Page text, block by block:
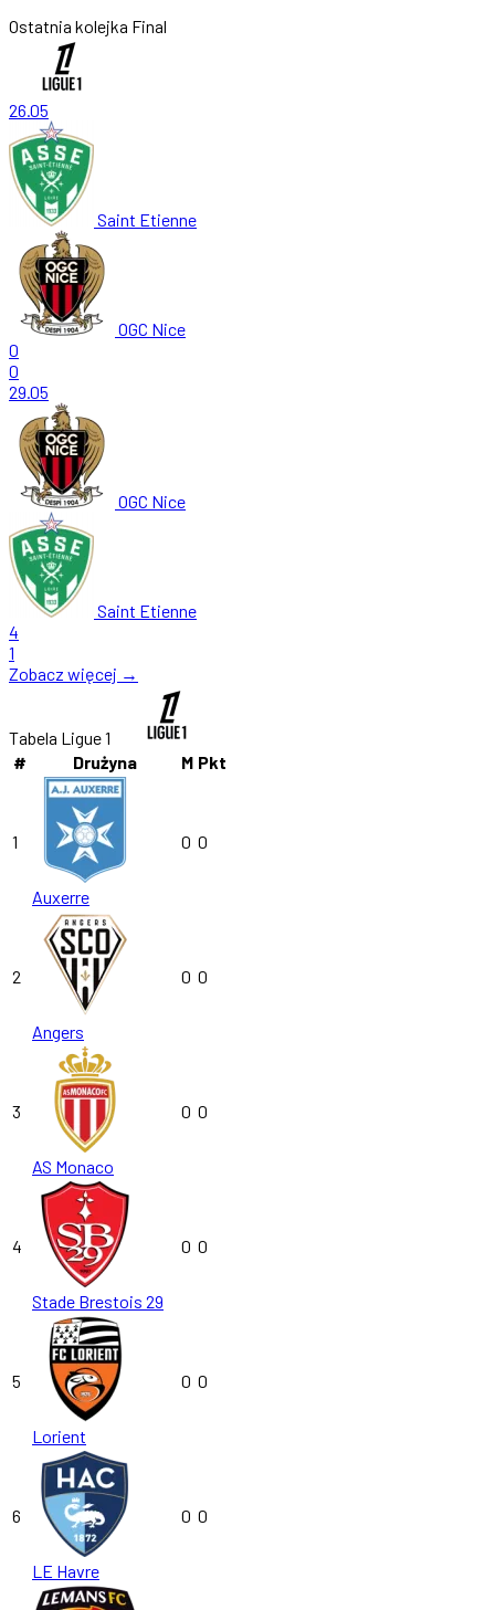
Ostatnia kolejka Final
26.05
Saint Etienne
OGC Nice
0
0
29.05
OGC Nice
Saint Etienne
4
1
Zobacz więcej →
Tabela Ligue 1
#
Drużyna M Pkt
1
Auxerre
0 0
2
Angers
0 0
3
AS Monaco
0 0
4
Stade Brestois 29
0 0
5
Lorient
0 0
6
LE Havre
0 0